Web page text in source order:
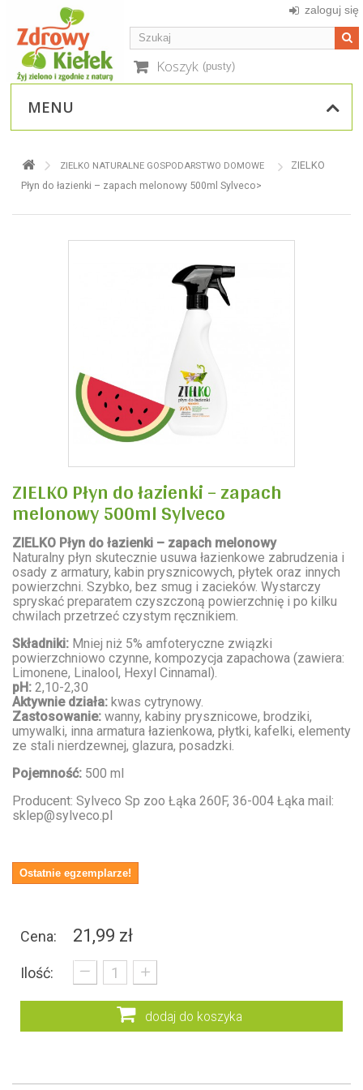
zaloguj się
Koszyk (pusty)
MENU
ZIELKO NATURALNE GOSPODARSTWO DOMOWE
ZIELKO
Płyn do łazienki – zapach melonowy 500ml Sylveco>
ZIELKO Płyn do łazienki – zapach
melonowy 500ml Sylveco
ZIELKO Płyn do łazienki – zapach melonowy
Naturalny płyn skutecznie usuwa łazienkowe zabrudzenia i
osady z armatury, kabin prysznicowych, płytek oraz innych
powierzchni. Szybko, bez smug i zacieków. Wystarczy
spryskać preparatem czyszczoną powierzchnię i po kilku
chwilach przetrzeć czystym ręcznikiem.
Składniki: Mniej niż 5% amfoteryczne związki
powierzchniowo czynne, kompozycja zapachowa (zawiera:
Limonene, Linalool, Hexyl Cinnamal).
pH: 2,10-2,30
Aktywnie działa: kwas cytrynowy.
Zastosowanie: wanny, kabiny prysznicowe, brodziki,
umywalki, inna armatura łazienkowa, płytki, kafelki, elementy
ze stali nierdzewnej, glazura, posadzki.
Pojemność: 500 ml
Producent: Sylveco Sp zoo Łąka 260F, 36-004 Łąka mail:
sklep@sylveco.pl
Ostatnie egzemplarze!
Cena: 21,99 zł
Ilość:
_ +
dodaj do koszyka